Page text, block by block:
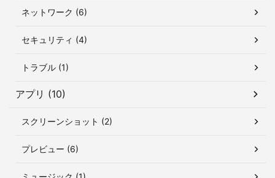
ネットワーク (6)
セキュリティ (4)
トラブル (1)
アプリ (10)
スクリーンショット (2)
プレビュー (6)